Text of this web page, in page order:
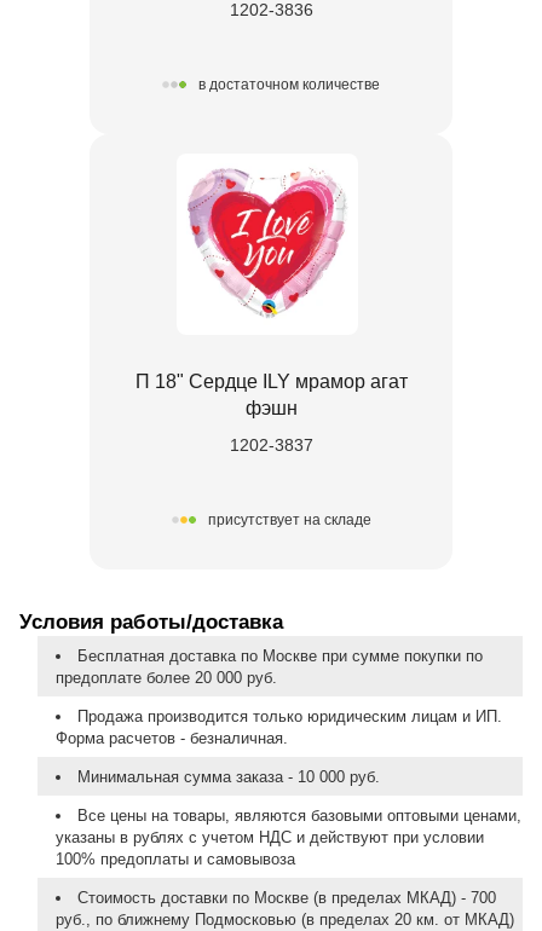
1202-3836
в достаточном количестве
П 18" Сердце ILY мрамор агат
фэшн
1202-3837
присутствует на складе
Условия работы/доставка
Бесплатная доставка по Москве при сумме покупки по
предоплате более 20 000 руб.
Продажа производится только юридическим лицам и ИП.
Форма расчетов - безналичная.
Минимальная сумма заказа - 10 000 руб.
Все цены на товары, являются базовыми оптовыми ценами,
указаны в рублях с учетом НДС и действуют при условии
100% предоплаты и самовывоза
Стоимость доставки по Москве (в пределах МКАД) - 700
руб., по ближнему Подмосковью (в пределах 20 км. от МКАД)